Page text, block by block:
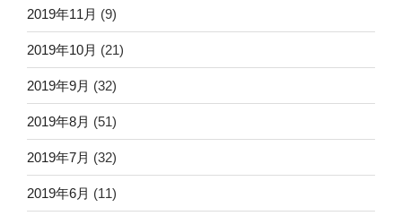
2019年11月 (9)
2019年10月 (21)
2019年9月 (32)
2019年8月 (51)
2019年7月 (32)
2019年6月 (11)